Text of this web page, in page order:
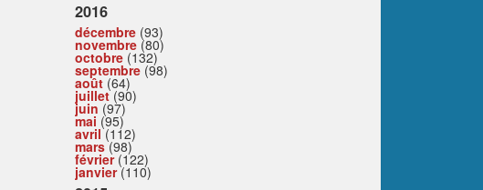
2016
décembre (93)
novembre (80)
octobre (132)
septembre (98)
août (64)
juillet(90)
juin (97)
mai (95)
avril(112)
mars(98)
février(122)
janvier(110)